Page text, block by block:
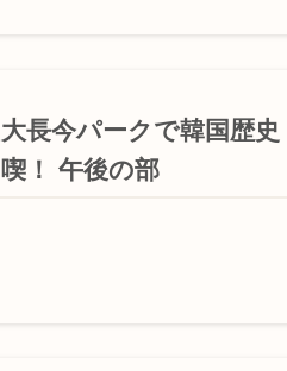
大長今パークで韓国歴
喫！ 午後の部